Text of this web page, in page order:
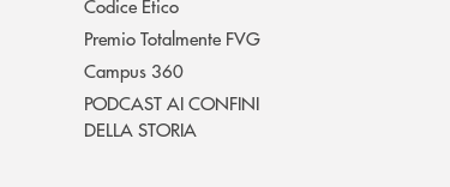
Codice Etico
Premio Totalmente FVG
Campus 360
PODCAST AI CONFINI
DELLA STORIA